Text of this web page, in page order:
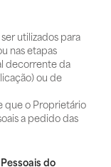
utilizados para
nas etapas
decorrente da
ou de
que o Proprietário
a pedido das
do